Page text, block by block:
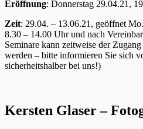
Eröffnung: Donnerstag 29.04.21,
Zeit: 29.04. – 13.06.21, geöffnet
8.30 – 14.00 Uhr und nach
Seminare kann zeitweise der
werden – bitte informieren Sie sich
sicherheitshalber bei uns!)
Kersten Glaser –